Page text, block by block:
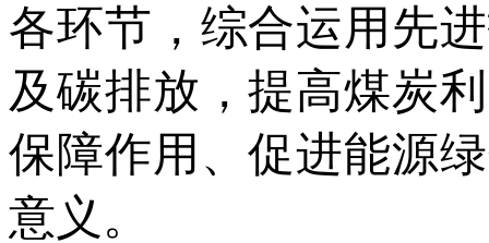
各环节，综合运用先
及碳排放，提高煤炭
保障作用、促进能源
意义。